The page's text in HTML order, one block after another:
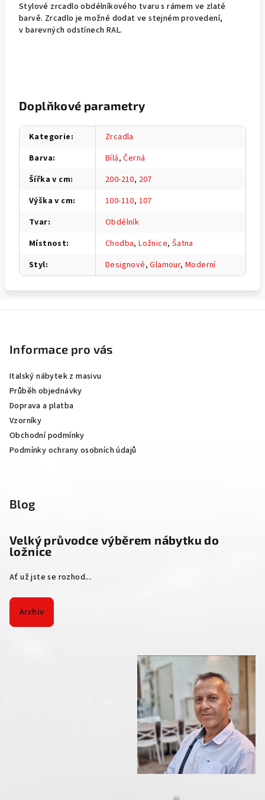
Stylové zrcadlo obdélníkového tvaru s rámem ve zlaté
barvě. Zrcadlo je možné dodat ve stejném provedení,
v barevných odstínech RAL.
Doplňkové parametry
Kategorie:
Zrcadla
Barva: Bílá,Černá
Šířka v cm: 200-210, 207
Výška v cm: 100-110, 107
Tvar:
Obdélník
Místnost: Chodba,Ložnice, Šatna
Styl: Designové,Glamour,Moderní
Informace pro vás
Italský nábytek z masivu
Průběh objednávky
Doprava a platba
Vzorníky
Obchodní podmínky
Podmínky ochrany osobních údajů
Blog
Velký průvodce výběrem nábytku do
ložnice
Ať už jste se rozhod...
Archiv